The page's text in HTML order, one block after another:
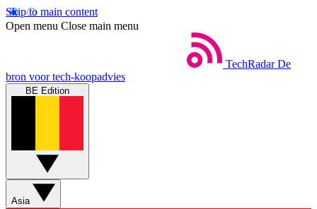
Skip to main content
Open menu Close main menu
TechRadar De
bron voor tech-koopadvies
BE Edition
Asia